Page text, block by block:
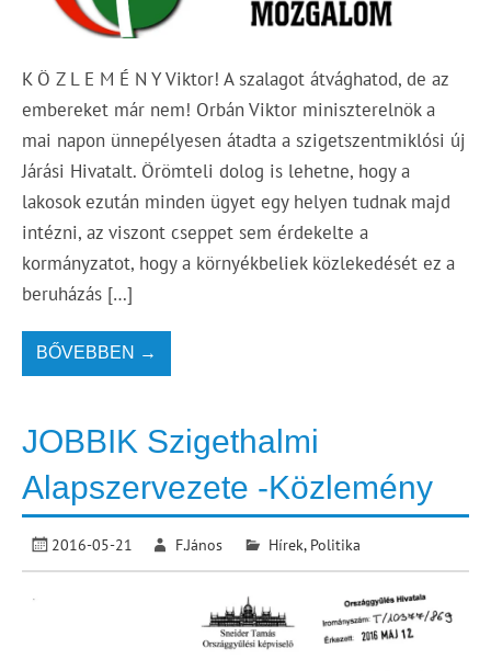
K Ö Z L E M É N Y Viktor! A szalagot átvághatod, de az
embereket már nem! Orbán Viktor miniszterelnök a
mai napon ünnepélyesen átadta a szigetszentmiklósi új
Járási Hivatalt. Örömteli dolog is lehetne, hogy a
lakosok ezután minden ügyet egy helyen tudnak majd
intézni, az viszont cseppet sem érdekelte a
kormányzatot, hogy a környékbeliek közlekedését ez a
beruházás […]
BŐVEBBEN →
JOBBIK Szigethalmi
Alapszervezete -Közlemény
2016-05-21 F.János Hírek, Politika